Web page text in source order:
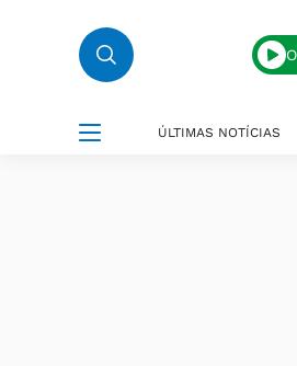
ÚLTIMAS NOTÍCIAS